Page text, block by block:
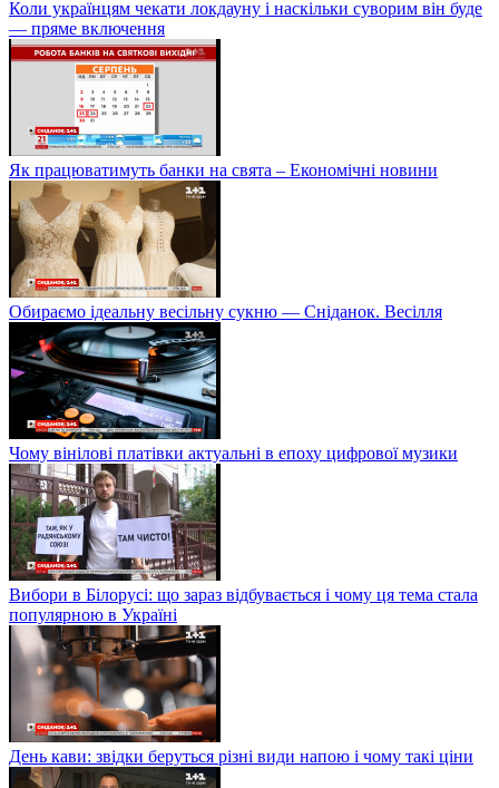
Коли українцям чекати локдауну і наскільки суворим він буде
— пряме включення
Як працюватимуть банки на свята – Економічні новини
Обираємо ідеальну весільну сукню — Сніданок. Весілля
Чому вінілові платівки актуальні в епоху цифрової музики
Вибори в Білорусі: що зараз відбувається і чому ця тема стала
популярною в Україні
День кави: звідки беруться різні види напою і чому такі ціни